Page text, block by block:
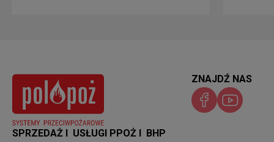
SPRZEDAŻ I USŁUGI PPOŻ I BHP
ZNAJDŹ NAS